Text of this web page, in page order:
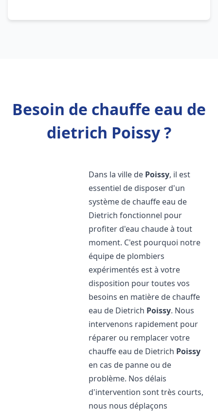
Besoin de chauffe eau de
dietrich Poissy ?
Dans la ville de Poissy, il est
essentiel de disposer d'un
système de chauffe eau de
Dietrich fonctionnel pour
profiter d'eau chaude à tout
moment. C'est pourquoi notre
équipe de plombiers
expérimentés est à votre
disposition pour toutes vos
besoins en matière de chauffe
eau de Dietrich Poissy. Nous
intervenons rapidement pour
réparer ou remplacer votre
chauffe eau de Dietrich Poissy
en cas de panne ou de
problème. Nos délais
d'intervention sont très courts,
nous nous déplaçons